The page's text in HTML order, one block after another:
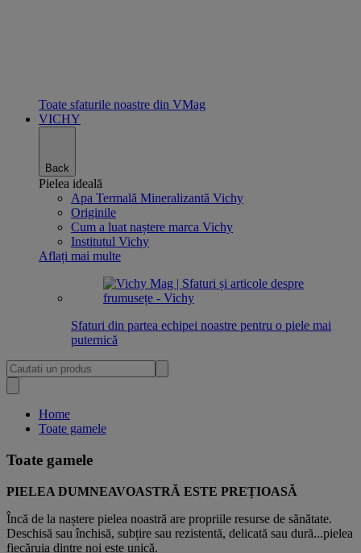
Toate sfaturile noastre din VMag
VICHY
Back
Pielea ideală
Apa Termală Mineralizantă Vichy
Originile
Cum a luat naștere marca Vichy
Institutul Vichy
Aflați mai multe
Sfaturi din partea echipei noastre pentru o piele mai
puternică
Home
Toate gamele
Toate gamele
PIELEA DUMNEAVOASTRĂ ESTE PREȚIOASĂ
Încă de la naștere pielea noastră are propriile resurse de sănătate.
Deschisă sau închisă, subțire sau rezistentă, delicată sau dură...pielea
fiecăruia dintre noi este unică.